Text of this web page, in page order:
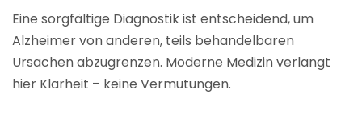
Eine sorgfältige Diagnostik ist entscheidend, um
Alzheimer von anderen, teils behandelbaren
Ursachen abzugrenzen. Moderne Medizin verlangt
hier Klarheit – keine Vermutungen.